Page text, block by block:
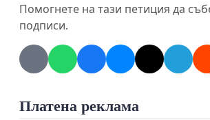
Помогнете на тази петиция да
подписи.
Платена реклама